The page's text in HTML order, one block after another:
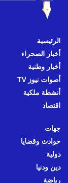
الرئيسية
أخبار الصحراء
أخبار وطنية
أصوات نيوز TV
أنشطة ملكية
اقتصاد
جهات
حوادث وقضايا
دولية
دين ودنيا
رياضة